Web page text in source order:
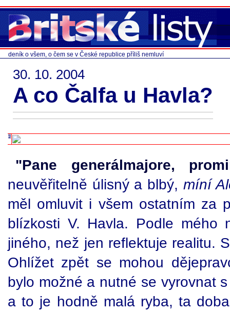
deník o všem, o čem se v České republice příliš nemluví
30. 10. 2004
A co Čalfa u Havla?
"Pane generálmajore,
neuvěřitelně úlisný a blbý, míní
měl omluvit i všem ostatním za
blízkosti V. Havla. Podle mého
jiného, než jen reflektuje realitu.
Ohlížet zpět se mohou
bylo možné a nutné se vyrovnat
a to je hodně malá ryba, ta